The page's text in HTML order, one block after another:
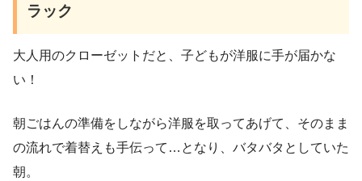
ラック
大人用のクローゼットだと、子どもが洋服に手が届かな
い！
朝ごはんの準備をしながら洋服を取ってあげて、そのまま
の流れで着替えも手伝って…となり、バタバタとしていた
朝。